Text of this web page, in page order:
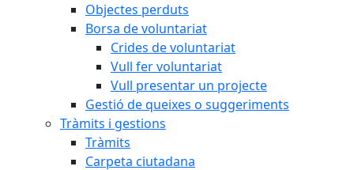
Objectes perduts
Borsa de voluntariat
Crides de voluntariat
Vull fer voluntariat
Vull presentar un projecte
Gestió de queixes o suggeriments
Tràmits i gestions
Tràmits
Carpeta ciutadana